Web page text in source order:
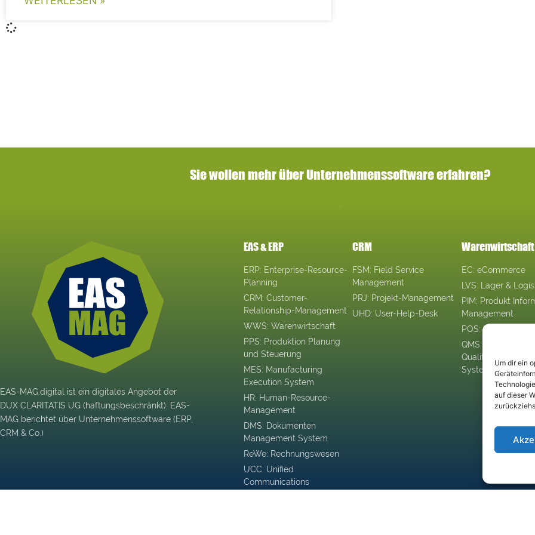
Um dir ein
auf dieser
Sie wollen mehr über Unternehmenssoftware erfahren?
EAS-MAG.digital ist ein digitales Angebot der
DUX CLARITATIS UG (haftungsbeschränkt). EAS-
MAG berichtet über Unternehmenssoftware (ERP,
CRM & Co.)
EAS & ERP
ERP: Enterprise-Resource-
Planning
CRM: Customer-
Relationship-Management
WWS: Warenwirtschaft
PPS: Produktion Planung
und Steuerung
MES: Manufacturing
Execution System
HR: Human-Resource-
Management
DMS: Dokumenten
Management System
ReWe: Rechnungswesen
UCC: Unified
Communications
CRM
FSM: Field Service
Management
PRJ: Projekt-Management
UHD: User-Help-Desk
Warenwirtschaft
EC: eCommerce
LVS: Lager &
PIM: Produkt
Management
POS:
QMS:
System